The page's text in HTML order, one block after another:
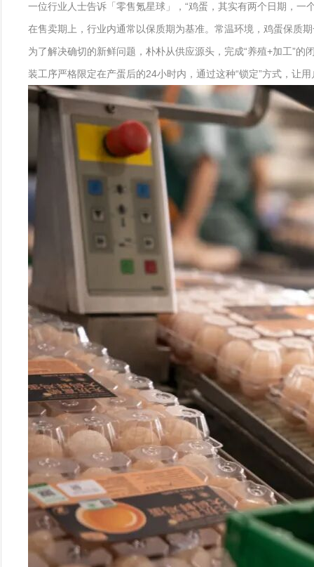
一位行业人士告诉「零售氪星球」，“鸡蛋，其实有两个日期，
在售卖期上，行业内通常以保质期为基准。常温环境，鸡蛋保质
为了解决确切的新鲜问题，朴朴从供应源头，完成“养殖+加工”
装工序严格限定在产蛋后的24小时内，通过这种“锁定”方式，让